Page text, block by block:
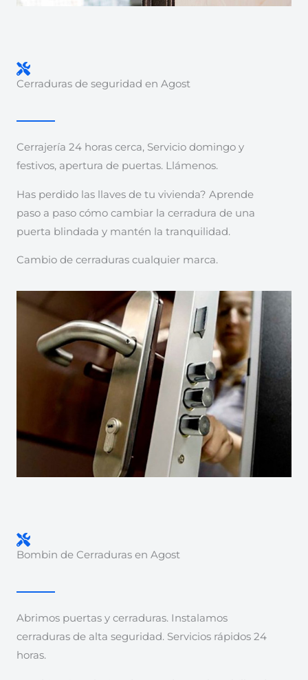
Cerraduras de seguridad en Agost
Cerrajería 24 horas cerca, Servicio domingo y
festivos, apertura de puertas. Llámenos.
Has perdido las llaves de tu vivienda? Aprende
paso a paso cómo cambiar la cerradura de una
puerta blindada y mantén la tranquilidad.
Cambio de cerraduras cualquier marca.
Bombin de Cerraduras en Agost
Abrimos puertas y cerraduras. Instalamos
cerraduras de alta seguridad. Servicios rápidos 24
horas.